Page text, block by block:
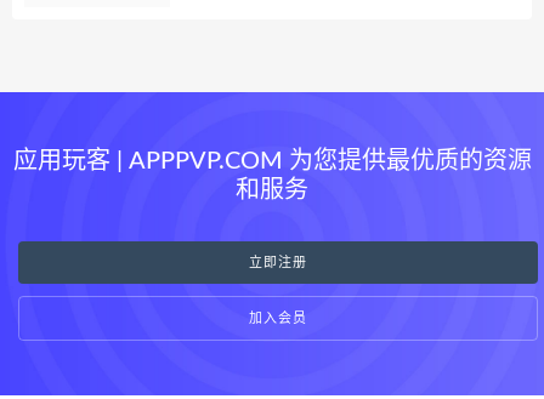
应用玩客 | APPPVP.COM 为您提供最优质的资源
和服务
立即注册
加入会员